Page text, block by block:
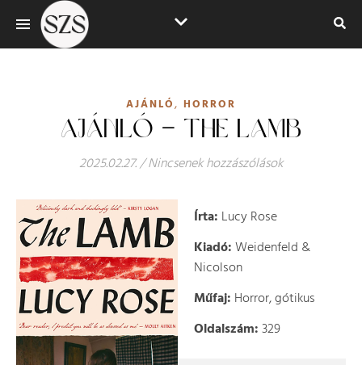
AJÁNLÓ, HORROR
AJÁNLÓ – THE LAMB
2025.02.27./Nincsenek hozzászólások
Írta: Lucy Rose
Kiadó:Weidenfeld &
Nicolson
Műfaj: Horror, gótikus
Oldalszám:329